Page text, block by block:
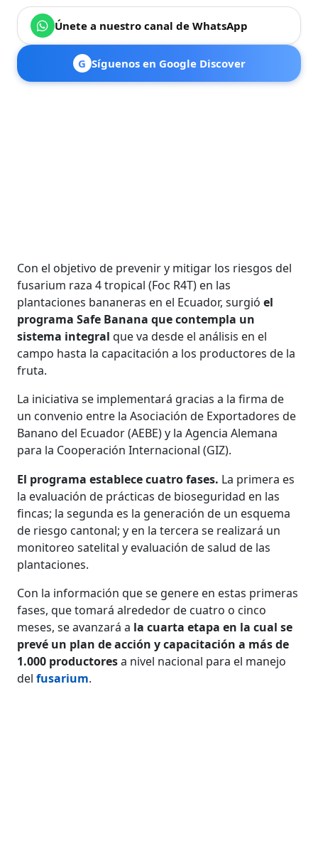
Únete a nuestro canal de WhatsApp
G Síguenos en Google Discover
Con el objetivo de prevenir y mitigar los riesgos del
fusarium raza 4 tropical (Foc R4T) en las
plantaciones bananeras en el Ecuador, surgióel
programa Safe Banana que contempla un
sistema integral que va desde el análisis en el
campo hasta la capacitación a los productores de la
fruta.
La iniciativa se implementará gracias a la firma de
un convenio entre la Asociación de Exportadores de
Banano del Ecuador (AEBE) y la Agencia Alemana
para la Cooperación Internacional (GIZ).
El programa establece cuatro fases. La primera es
la evaluación de prácticas de bioseguridad en las
fincas; la segunda es la generación de un esquema
de riesgo cantonal; y en la tercera se realizará un
monitoreo satelital y evaluación de salud de las
plantaciones.
Con la información que se genere en estas primeras
fases, que tomará alrededor de cuatro o cinco
meses, se avanzará a la cuarta etapa en la cual se
prevé un plan de acción y capacitación a más de
1.000 productoresa nivel nacional para el manejo
delfusarium.